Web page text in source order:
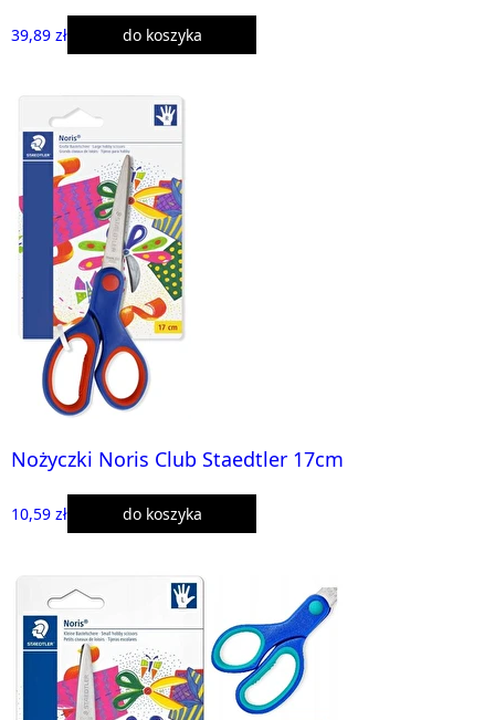
39,89 zł do koszyka
Nożyczki Noris Club Staedtler 17cm
10,59 zł do koszyka